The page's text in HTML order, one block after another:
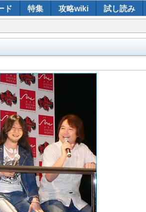
ド 特集 攻略wiki 試し読み